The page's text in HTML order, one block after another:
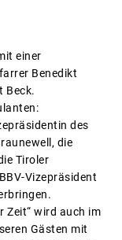
einer
Benedikt
Beck.
des
die
Tiroler
Vizepräsident
Zeit“ wird auch im
Gästen mit